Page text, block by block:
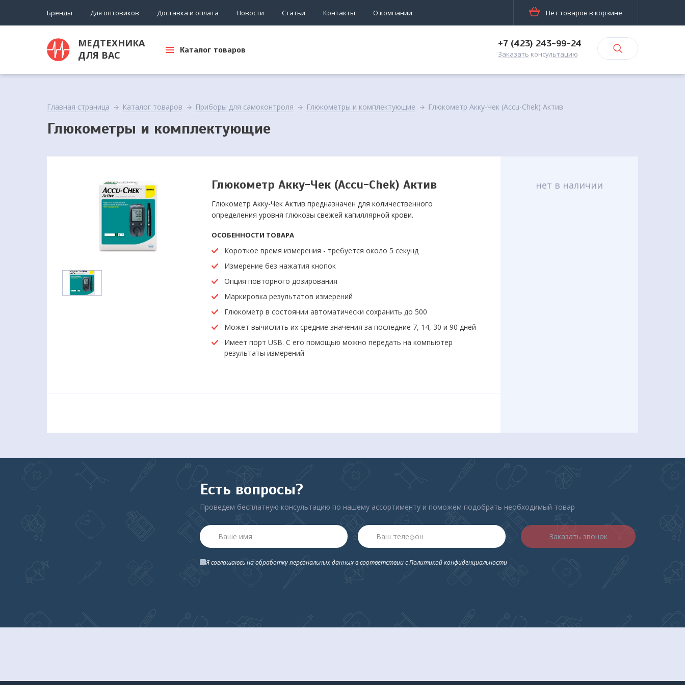
Бренды Для оптовиков Доставка и оплата Новости Статьи Контакты О компании Нет товаров в корзине
МЕДТЕХНИКА
ДЛЯ ВАС
Каталог товаров
+7 (423) 243-99-24
Заказать консультацию
Главная страница Каталог товаров Приборы для самоконтроля Глюкометры и комплектующие Глюкометр Акку-Чек (Accu-Chek) Актив
Глюкометры и комплектующие
Глюкометр Акку-Чек (Accu-Chek) Актив
Глюкометр Акку-Чек Актив предназначен для количественного
определения уровня глюкозы свежей капиллярной крови.
ОСОБЕННОСТИ ТОВАРА
Короткое время измерения - требуется около 5 секунд
Измерение без нажатия кнопок
Опция повторного дозирования
Маркировка результатов измерений
Глюкометр в состоянии автоматически сохранить до 500
Может вычислить их средние значения за последние 7, 14, 30 и 90 дней
Имеет порт USB. С его помощью можно передать на компьютер
результаты измерений
нет в наличии
Есть вопросы?
Проведем бесплатную консультацию по нашему ассортименту и поможем подобрать необходимый товар
Заказать звонок
Я соглашаюсь на обработку персональных данных в соответствии сПолитикой конфиденциальности